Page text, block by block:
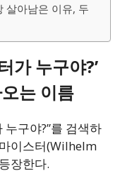
살아남은 이유, 두
가 누구야?’
는 이름
구야?”를 검색하
이스터(Wilhelm
장한다.